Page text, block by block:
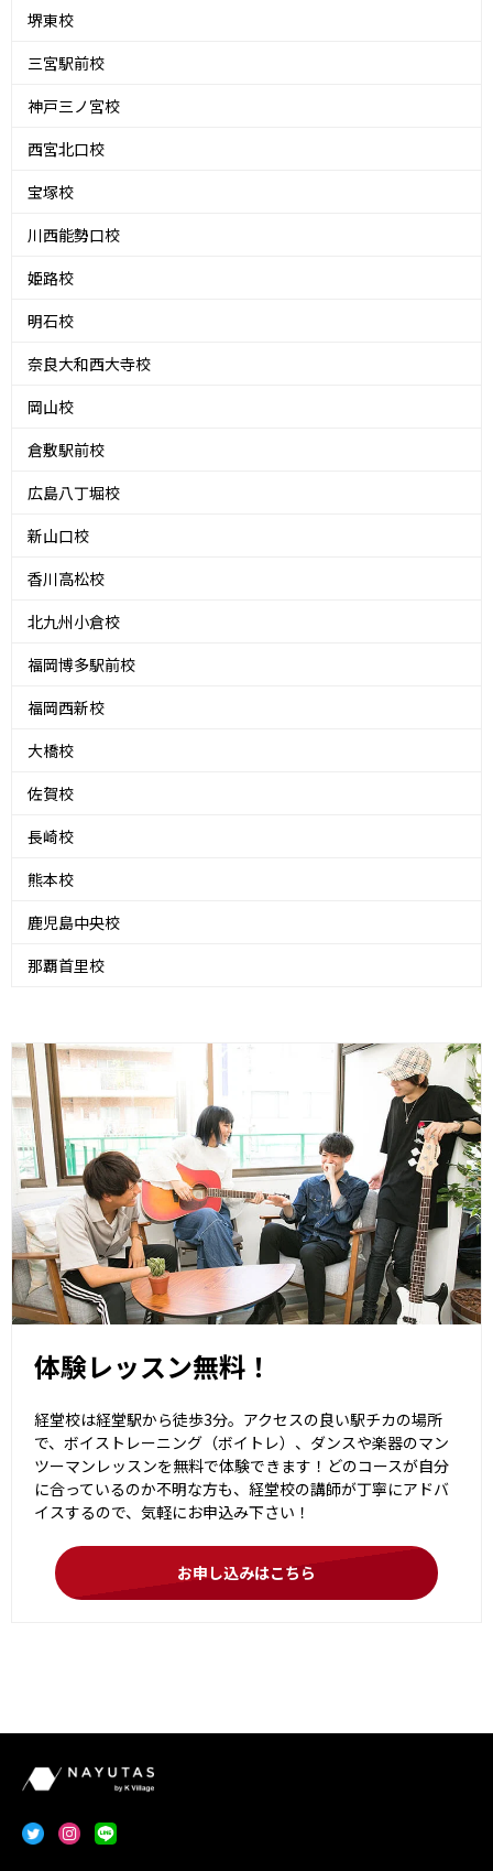
堺東校
三宮駅前校
神戸三ノ宮校
西宮北口校
宝塚校
川西能勢口校
姫路校
明石校
奈良大和西大寺校
岡山校
倉敷駅前校
広島八丁堀校
新山口校
香川高松校
北九州小倉校
福岡博多駅前校
福岡西新校
大橋校
佐賀校
長崎校
熊本校
鹿児島中央校
那覇首里校
体験レッスン無料！
経堂校は経堂駅から徒歩3分。アクセスの良い駅チカの場所
で、ボイストレーニング（ボイトレ）、ダンスや楽器のマン
ツーマンレッスンを無料で体験できます！どのコースが自分
に合っているのか不明な方も、経堂校の講師が丁寧にアドバ
イスするので、気軽にお申込み下さい！
お申し込みはこちら